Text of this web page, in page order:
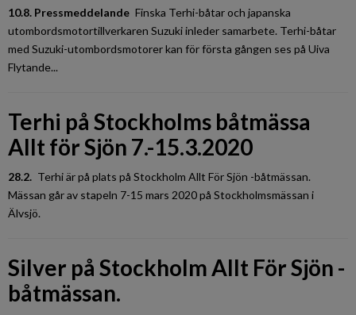
10.8. Pressmeddelande Finska Terhi-båtar och japanska
utombordsmotortillverkaren Suzuki inleder samarbete. Terhi-båtar
med Suzuki-utombordsmotorer kan för första gången ses på Uiva
Flytande...
Terhi på Stockholms båtmässa
Allt för Sjön 7.-15.3.2020
28.2. Terhi är på plats på Stockholm Allt För Sjön -båtmässan.
Mässan går av stapeln 7-15 mars 2020 på Stockholmsmässan i
Älvsjö.
Silver på Stockholm Allt För Sjön -
båtmässan.